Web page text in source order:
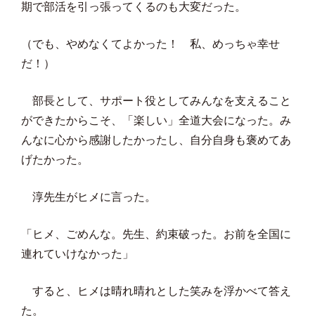
期で部活を引っ張ってくるのも大変だった。
（でも、やめなくてよかった！ 私、めっちゃ幸せ
だ！）
部長として、サポート役としてみんなを支えること
ができたからこそ、「楽しい」全道大会になった。み
んなに心から感謝したかったし、自分自身も褒めてあ
げたかった。
淳先生がヒメに言った。
「ヒメ、ごめんな。先生、約束破った。お前を全国に
連れていけなかった」
すると、ヒメは晴れ晴れとした笑みを浮かべて答え
た。